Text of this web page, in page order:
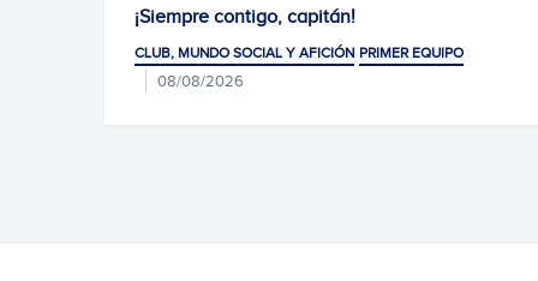
¡Siempre contigo, capitán!
CLUB, MUNDO SOCIAL Y AFICIÓN PRIMER EQUIPO
08/08/2026